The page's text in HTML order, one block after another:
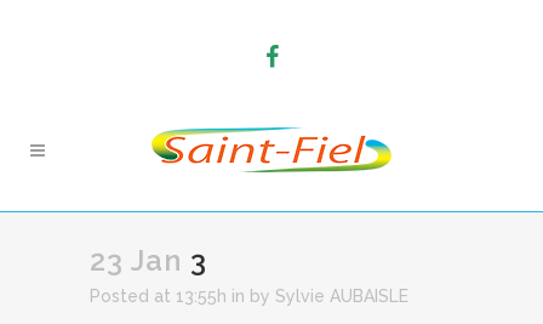
23 Jan 3
Posted at 13:55h in by Sylvie AUBAISLE